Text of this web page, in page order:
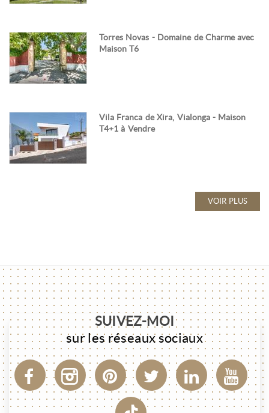
Torres Novas - Domaine de Charme avec
Maison T6
Vila Franca de Xira, Vialonga - Maison
T4+1 à Vendre
VOIR PLUS
SUIVEZ-MOI
sur les réseaux sociaux